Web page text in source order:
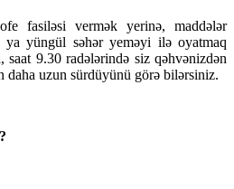
fasiləsi vermək yerinə, maddələr
yüngül səhər yeməyi ilə oyatmaq
saat 9.30 radələrində siz qəhvənizdən
daha uzun sürdüyünü görə bilərsiniz.